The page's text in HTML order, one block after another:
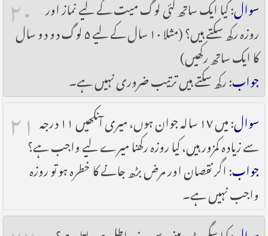
سوال: کیا ایک ساتھ کئی لوگ میت کے لیے نماز اور
روزہ رکھ سکتے ہیں؟ (مثلا ۱۰ سال کے لیے ۵ لوگ دو دو سال
کا ایک ساتھ رکھیں)
جواب: رکھ سکتے ہیں ترتیب ضروری نہیں ہے۔
۲۱ سوال
: میں ۱۷ سالہ جوان ہوں، میری آنکھیں ۱۱ درجہ
سے زیادہ کمزور ہیں، کیا روزہ رکھنا میرے لیے واجب ہے؟
جواب: اگر نقصان اور مرض بڑھ جانے کا خطرہ ہو تو روزہ
واجب نہیں ہے۔